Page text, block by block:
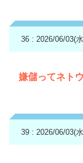
36 : 2026/06/03(
嫌儲ってネト
39 : 2026/06/03(